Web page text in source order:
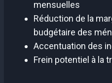
mensuelles
Réduction de la
budgétaire des
Accentuation des
Frein potentiel à la